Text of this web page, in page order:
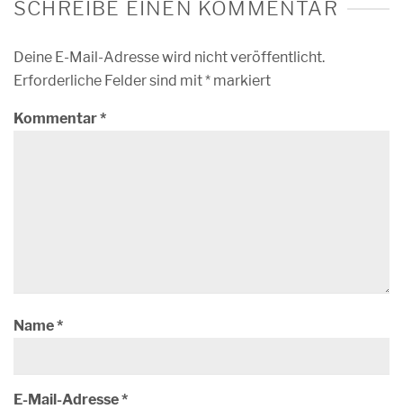
SCHREIBE EINEN KOMMENTAR
Deine E-Mail-Adresse wird nicht veröffentlicht.
Erforderliche Felder sind mit* markiert
Kommentar*
Name*
E-Mail-Adresse*